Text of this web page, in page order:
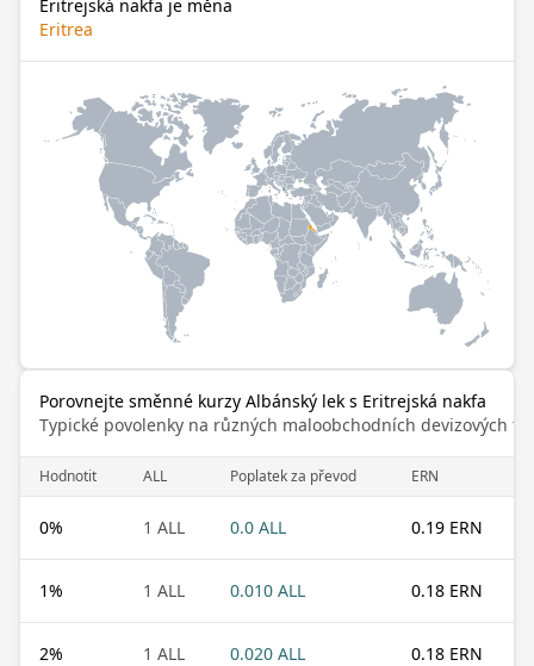
Eritrejská nakfa je měna
Eritrea
Porovnejte směnné kurzy Albánský lek s Eritrejská nakfa
Typické povolenky na různých maloobchodních devizových
Hodnotit ALL Poplatek za převod ERN
0% 1 ALL 0.0 ALL 0.19 ERN
1% 1 ALL 0.010 ALL 0.18 ERN
2% 1 ALL 0.020 ALL 0.18 ERN